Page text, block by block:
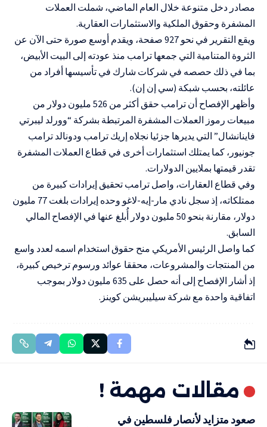
مصادر دخل متنوعة خلال العام الماضي، شملت العملات
المشفرة وحقوق الملكية والاستثمارات العقارية.
ويقع التقرير في نحو 927 صفحة، ويقدم أوسع صورة حتى الآن عن
الثروة المتنامية التي جمعها ترامب منذ عودته إلى البيت الأبيض،
بما في ذلك حصصه في شركات شارك في تأسيسها أفراد من
عائلته، بحسب شبكة (سي إن إن).
وأظهر الإفصاح أن ترامب حقق أكثر من 526 مليون دولار من
مبيعات رموز العملات المشفرة المرتبطة بشركة “وورلد ليبرتي
فاينانشال” التي يديرها جزئيا نجلاه إريك ترامب ودونالد ترامب
جونيور، كما يمتلك استثمارات أخرى في قطاع العملات المشفرة
تقدر قيمتها بملايين الدولارات.
وفي قطاع العقارات، واصل ترامب تحقيق إيرادات كبيرة من
ممتلكاته، إذ سجل نادي مار-إيه-لاغو وحده إيرادات بلغت 77 مليون
دولار، مقارنة بنحو 50 مليون دولار أُبلغ عنها في الإفصاح المالي
السابق.
كما واصل الرئيس الأمريكي منح حقوق استخدام اسمه لعدد واسع
من المنتجات والمشروعات، محققا عوائد ورسوم ترخيص كبيرة،
إذ أشار الإفصاح إلى أنه حصل على 635 مليون دولار بموجب
اتفاقية واحدة مع شركة سيليبريشن كوينز.
مقالات مهمة !
صعود متزايد لأنصار فلسطين في